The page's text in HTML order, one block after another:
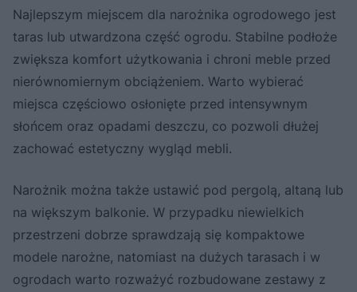
Najlepszym miejscem dla narożnika ogrodowego jest
taras lub utwardzona część ogrodu. Stabilne podłoże
zwiększa komfort użytkowania i chroni meble przed
nierównomiernym obciążeniem. Warto wybierać
miejsca częściowo osłonięte przed intensywnym
słońcem oraz opadami deszczu, co pozwoli dłużej
zachować estetyczny wygląd mebli.
Narożnik można także ustawić pod pergolą, altaną lub
na większym balkonie. W przypadku niewielkich
przestrzeni dobrze sprawdzają się kompaktowe
modele narożne, natomiast na dużych tarasach i w
ogrodach warto rozważyć rozbudowane zestawy z